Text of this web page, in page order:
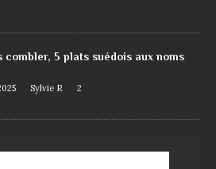
combler, 5 plats suédois aux noms
Sylvie R 2